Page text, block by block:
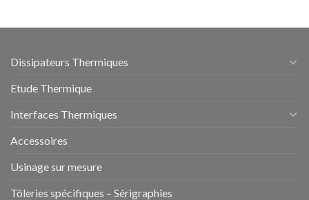
Dissipateurs Thermiques
Etude Thermique
Interfaces Thermiques
Accessoires
Usinage sur mesure
Tôleries spécifiques – Sérigraphies